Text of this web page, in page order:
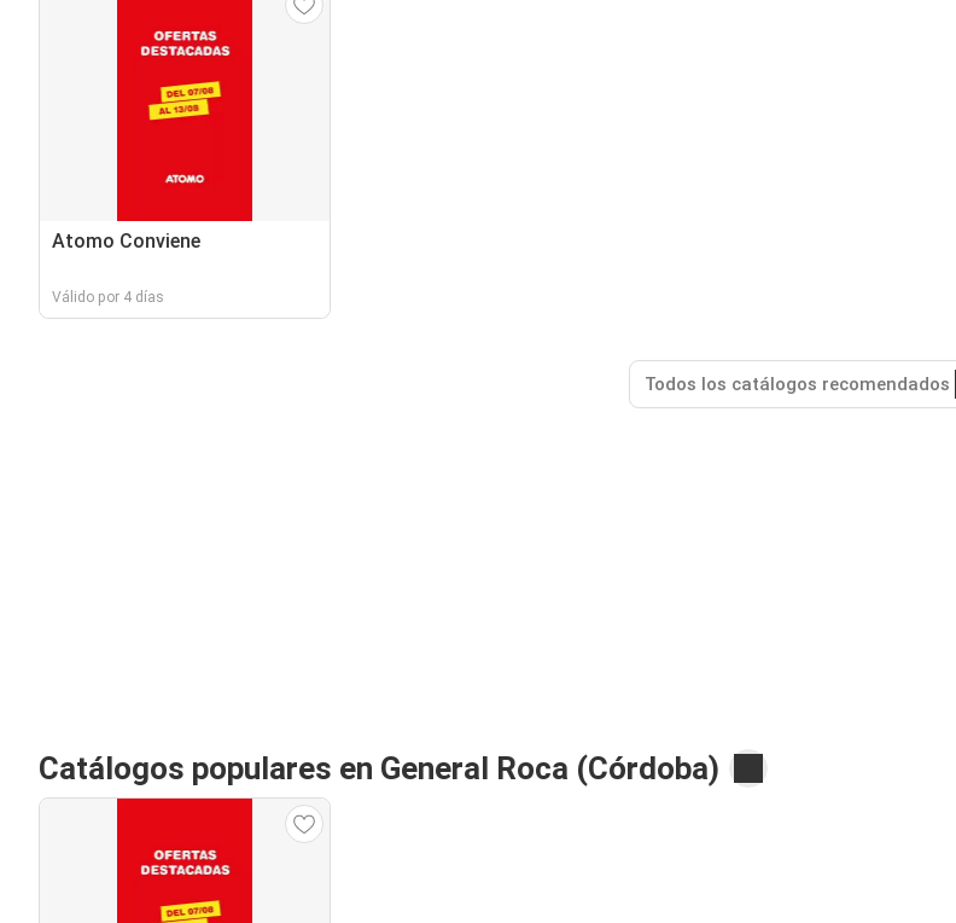
Atomo Conviene
Válido por 4 días
Todos los catálogos recomendados
Catálogos populares en General Roca (Córdoba)